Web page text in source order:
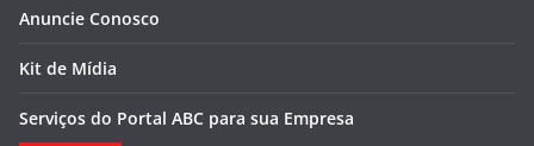
Anuncie Conosco
Kit de Mídia
Serviços do Portal ABC para sua Empresa